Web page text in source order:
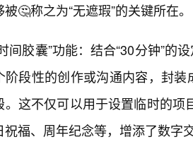
🤔称之为“无遮瑕”的关键所在。
间胶囊”功能：结合“30分钟”的
阶段性的创作或沟通内容，封
。这不仅可以用于设置临时的
祝福、周年纪念等，增添了数字